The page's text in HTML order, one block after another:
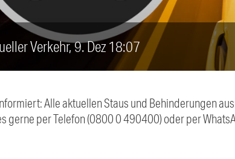
Verkehr, 9. Dez 18:07
Alle aktuellen Staus und Behinderungen
gerne per Telefon (0800 0 490400) oder per